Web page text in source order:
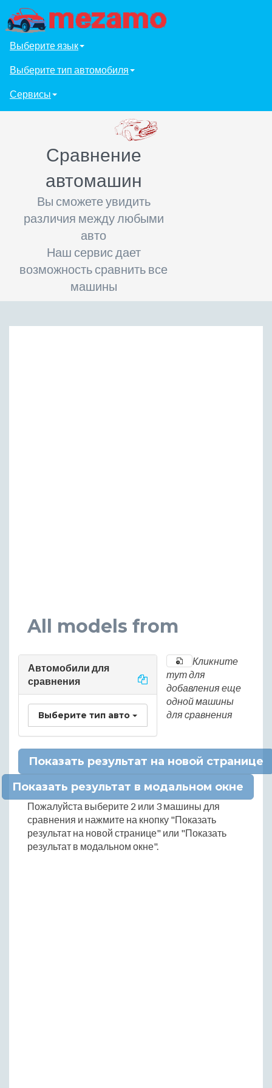
Выберите язык
Выберите тип автомобиля
Сервисы
Сравнение
автомашин
Вы сможете увидить
различия между любыми
авто
Наш сервис дает
возможность сравнить все
машины
All models from
Автомобили для
сравнения
Выберите тип авто
Кликните
тут для
добавления еще
одной машины
для сравнения
Показать результат на новой странице
Показать результат в модальном окне
Пожалуйста выберите 2 или 3 машины для
сравнения и нажмите на кнопку "Показать
результат на новой странице" или "Показать
результат в модальном окне".